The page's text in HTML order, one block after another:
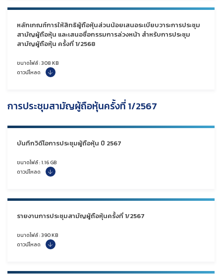
หลักเกณฑ์การให้สิทธิผู้ถือหุ้นส่วนน้อยเสนอระเบียบวาระการประชุม
สามัญผู้ถือหุ้น และเสนอชื่อกรรมการล่วงหน้า สำหรับการประชุม
สามัญผู้ถือหุ้น ครั้งที่ 1/2568
ขนาดไฟล์ : 308 KB
ดาวน์โหลด
การประชุมสามัญผู้ถือหุ้นครั้งที่ 1/2567
บันทึกวิดีโอการประชุมผู้ถือหุ้น ปี 2567
ขนาดไฟล์ : 1.16 GB
ดาวน์โหลด
รายงานการประชุมสามัญผู้ถือหุ้นครั้งที่ 1/2567
ขนาดไฟล์ : 390 KB
ดาวน์โหลด